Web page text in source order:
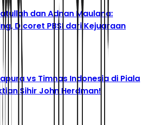
dan Adnan Maulana:
Dicoret PBSI dari Kejuaraan
vs Timnas Indonesia di Piala
Sihir John Herdman!